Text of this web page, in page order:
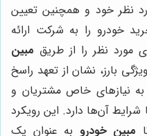
نظر خود و همچنین تعیین
خودرو را به شرکت ارائه
مورد نظر را از طریق مبین
بارز، نشان از تعهد راسخ
نیازهای خاص مشتریان و
آن‌ها دارد. این رویکرد
مبین خودرو به عنوان یک